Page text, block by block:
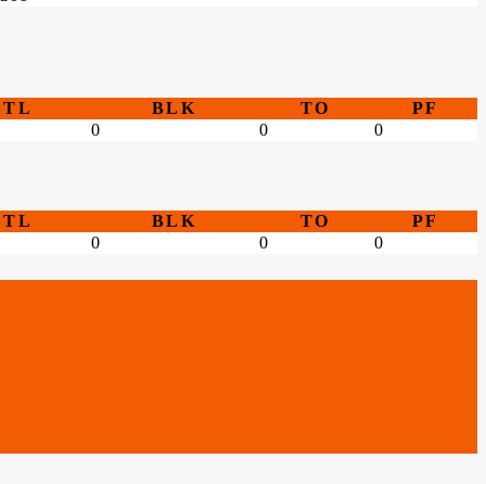
BLK TO
PF
0 0 0
BLK TO
PF
0 0 0